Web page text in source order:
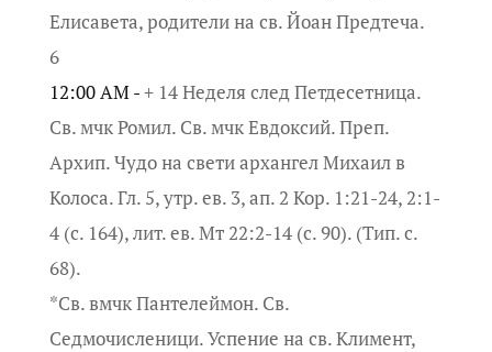
Елисавета, родители на св. Йоан Предтеча.
6
12:00 AM -+ 14 Неделя след Петдесетница.
Св. мчк Ромил. Св. мчк Евдоксий. Преп.
Архип. Чудо на свети архангел Михаил в
Колоса. Гл. 5, утр. ев. 3, ап. 2 Кор. 1:21-24, 2:1-
4 (с. 164), лит. ев. Мт 22:2-14 (с. 90). (Тип. с.
68).
*Св. вмчк Пантелеймон. Св.
Седмочисленици. Успение на св. Климент,